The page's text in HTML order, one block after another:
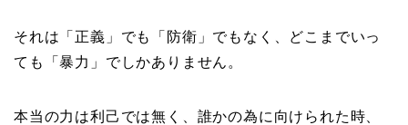
それは「正義」でも「防衛」でもなく、どこまでいっ
ても「暴力」でしかありません。
本当の力は利己では無く、誰かの為に向けられた時、